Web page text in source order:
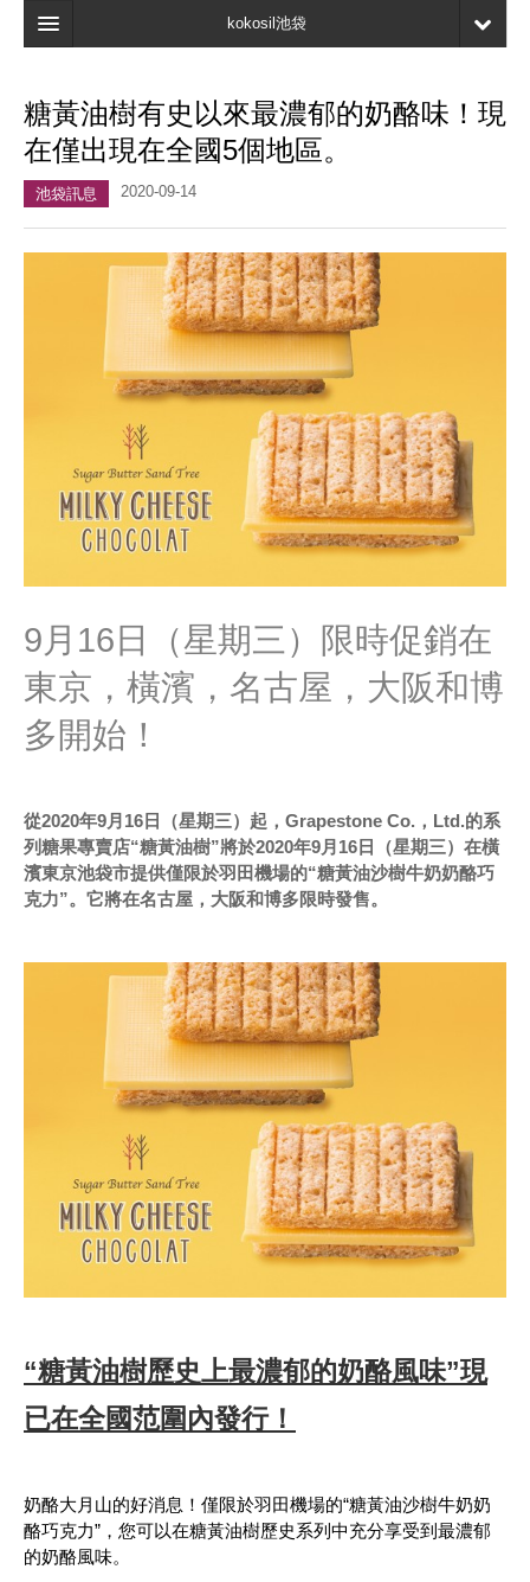
kokosil池袋
地圖
最新資訊
我的頁面
糖黃油樹有史以來最濃郁的奶酪味！現
在僅出現在全國5個地區。
池袋訊息 2020-09-14
9月16日（星期三）限時促銷在
東京，橫濱，名古屋，大阪和博
多開始！
從2020年9月16日（星期三）起，Grapestone Co.，Ltd.的系
列糖果專賣店“糖黃油樹”將於2020年9月16日（星期三）在橫
濱東京池袋市提供僅限於羽田機場的“糖黃油沙樹牛奶奶酪巧
克力”。它將在名古屋，大阪和博多限時發售。
“糖黃油樹歷史上最濃郁的奶酪風味”現
已在全國范圍內發行！
奶酪大月山的好消息！僅限於羽田機場的“糖黃油沙樹牛奶奶
酪巧克力”，您可以在糖黃油樹歷史系列中充分享受到最濃郁
的奶酪風味。